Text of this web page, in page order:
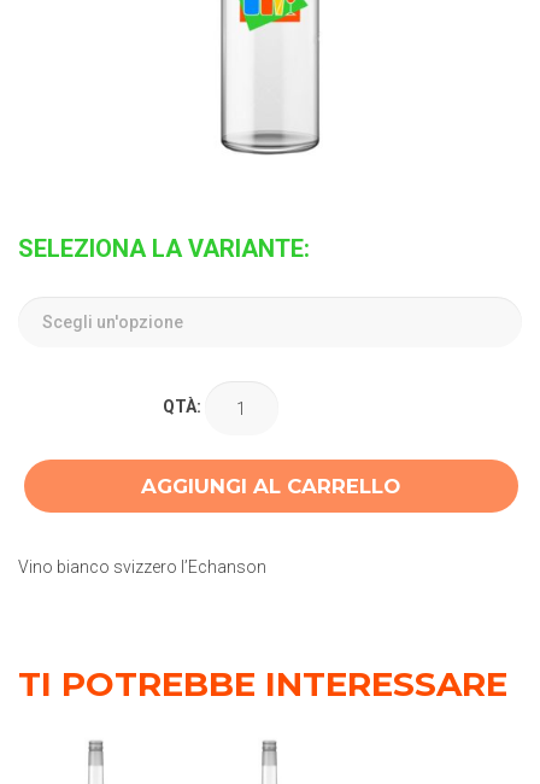
SELEZIONA LA VARIANTE:
QTÀ:
AGGIUNGI AL CARRELLO
Vino bianco svizzero l’Echanson
TI POTREBBE INTERESSARE